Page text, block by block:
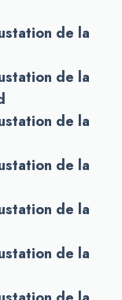
de la
de la
de la
de la
de la
de la